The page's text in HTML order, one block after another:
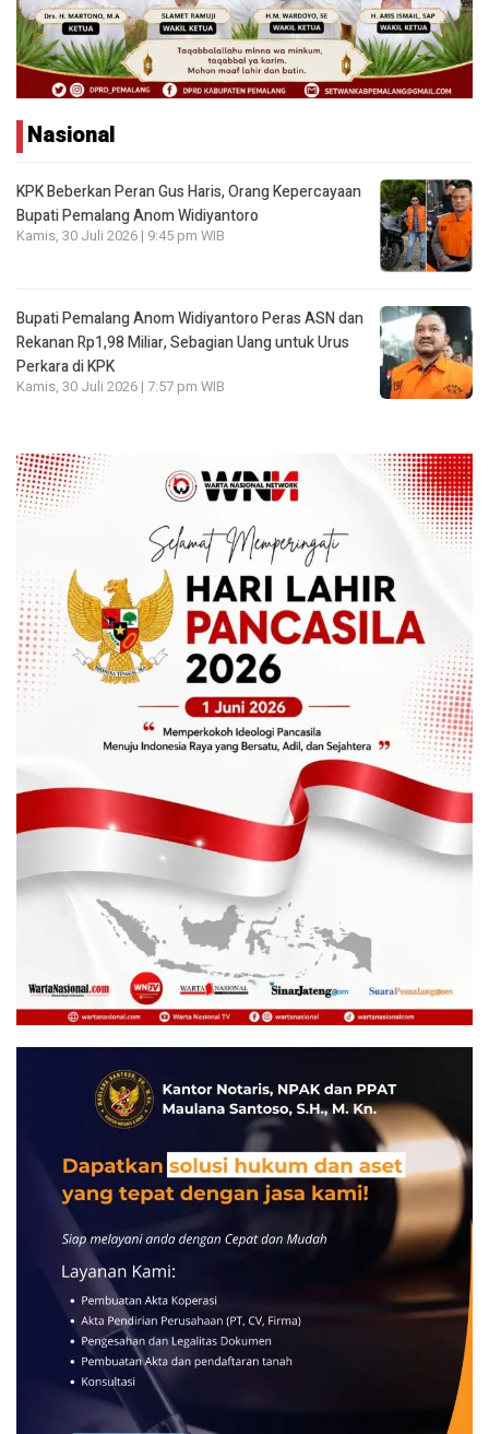
Nasional
KPK Beberkan Peran Gus Haris, Orang Kepercayaan
Bupati Pemalang Anom Widiyantoro
Kamis, 30 Juli 2026 | 9:45 pm WIB
Bupati Pemalang Anom Widiyantoro Peras ASN dan
Rekanan Rp1,98 Miliar, Sebagian Uang untuk Urus
Perkara di KPK
Kamis, 30 Juli 2026 | 7:57 pm WIB